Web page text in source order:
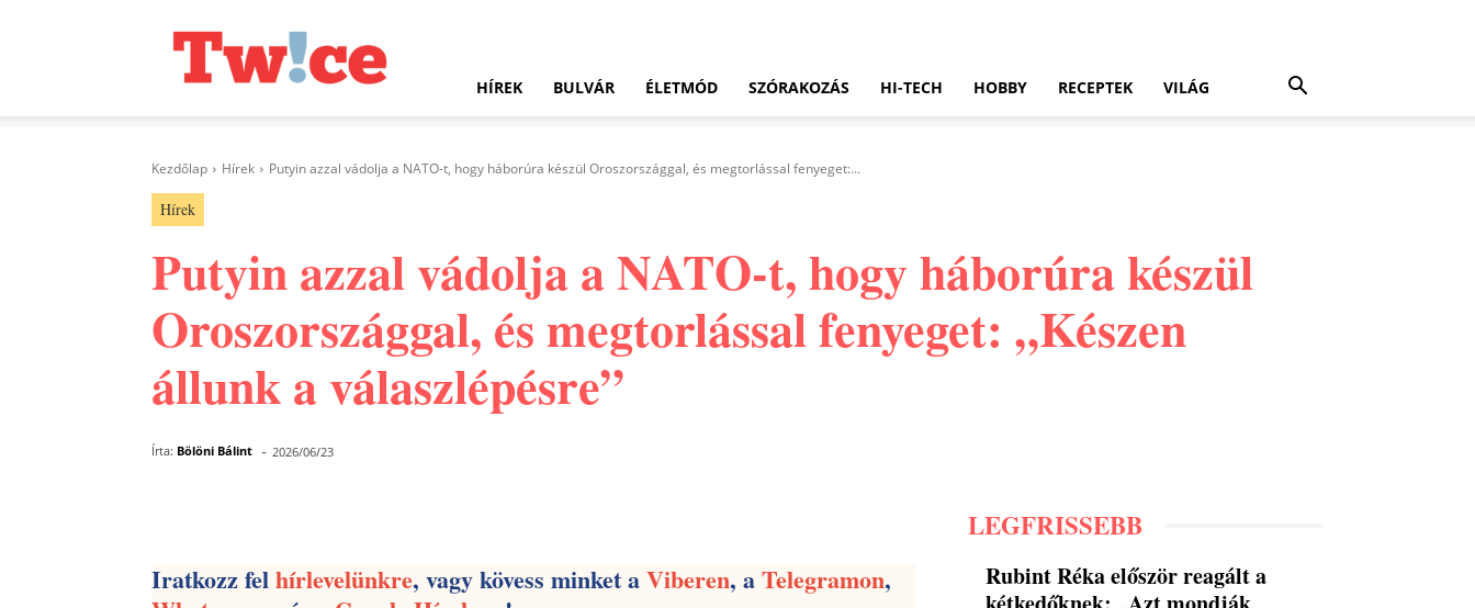
HÍREK BULVÁR ÉLETMÓD SZÓRAKOZÁS HI-TECH HOBBY RECEPTEK VILÁG
Kezdőlap Hírek Putyin azzal vádolja a NATO-t, hogy háborúra készül Oroszországgal, és megtorlással fenyeget:...
Hírek
Putyin azzal vádolja a NATO-t, hogy háborúra készül
Oroszországgal, és megtorlással fenyeget: „Készen
állunk a válaszlépésre”
Írta: Bölöni Bálint - 2026/06/23
Iratkozz felhírlevelünkre, vagy kövess minket aViberen, aTelegramon,
LEGFRISSEBB
Rubint Réka először reagált a